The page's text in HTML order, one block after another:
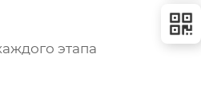
этапа